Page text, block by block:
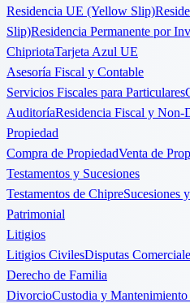
Residencia UE (Yellow Slip)
Slip)Residencia Permanente por
ChipriotaTarjeta Azul UE
Asesoría Fiscal y Contable
Servicios Fiscales para Particulares
AuditoríaResidencia Fiscal y Non-
Propiedad
Compra de PropiedadVenta de
Testamentos y Sucesiones
Testamentos de ChipreSucesiones
Patrimonial
Litigios
Litigios CivilesDisputas
Derecho de Familia
DivorcioCustodia y Mantenimiento